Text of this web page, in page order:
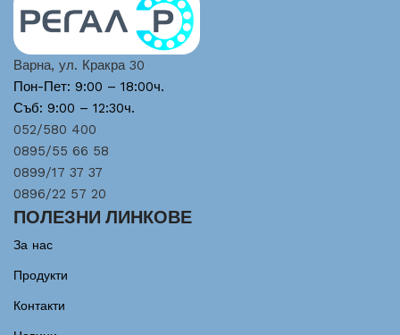
Варна, ул. Кракра 30
Пон-Пет: 9:00 – 18:00ч.
Съб: 9:00 – 12:30ч.
052/580 400
0895/55 66 58
0899/17 37 37
0896/22 57 20
ПОЛЕЗНИ ЛИНКОВЕ
За нас
Продукти
Контакти